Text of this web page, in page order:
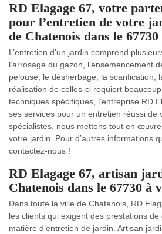
RD Elagage 67, votre
pour l’entretien de votre
de Chatenois dans le 67730
L’entretien d’un jardin comprend
l’arrosage du gazon, l’ensemencement
pelouse, le désherbage, la scarification,
réalisation de celles-ci requiert
techniques spécifiques, l’entreprise RD
ses services pour un entretien réussi de
spécialistes, nous mettons tout en
votre jardin. Pour d’autres informations
contactez-nous !
RD Elagage 67, artisan
Chatenois dans le 67730 à
Dans toute la ville de Chatenois, RD
les clients qui exigent des prestations
matière d’entretien de jardin. Artisan